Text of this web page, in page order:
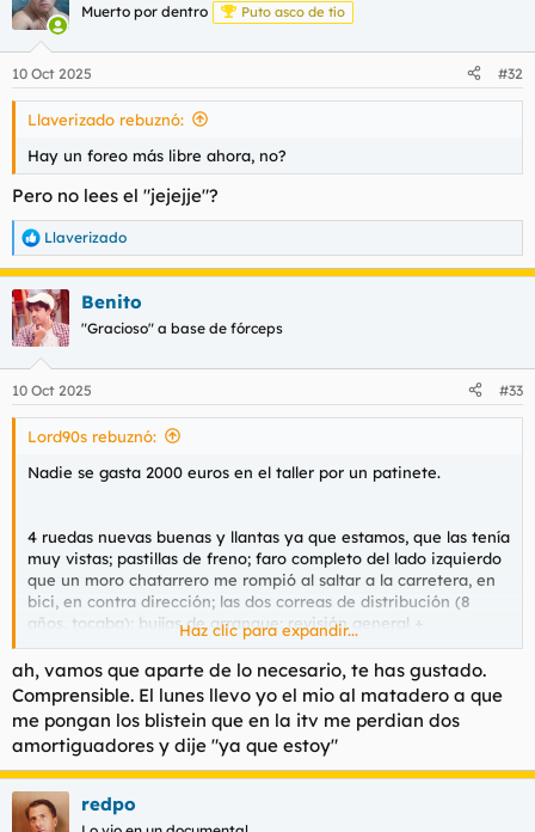
Muerto por dentro Puto asco de tío
10 Oct 2025 #32
Llaverizado rebuznó:
Hay un foreo más libre ahora, no?
Pero no lees el "jejejje"?
R
e
a
c
c
i
e
s
Llaverizado
Benito
"Gracioso" a base de fórceps
10 Oct 2025 #33
Lord90s rebuznó:
Nadie se gasta 2000 euros en el taller por un patinete.
4 ruedas nuevas buenas y llantas ya que estamos, que las tenía
muy vistas; pastillas de freno; faro completo del lado izquierdo
que un moro chatarrero me rompió al saltar a la carretera, en
bici, en contra dirección; las dos correas de distribución (8
años, tocaba); bujías de arranque; revisión general +
líquidos/filtros.
Haz clic para expandir...
ah, vamos que aparte de lo necesario, te has gustado.
Comprensible. El lunes llevo yo el mio al matadero a que
me pongan los blistein que en la itv me perdian dos
amortiguadores y dije "ya que estoy"
redpo